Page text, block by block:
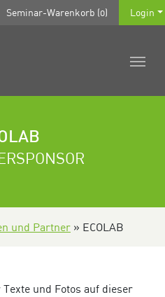
Seminar-Warenkorb (0) Login
und Partner » ECOLAB
und Fotos auf dieser